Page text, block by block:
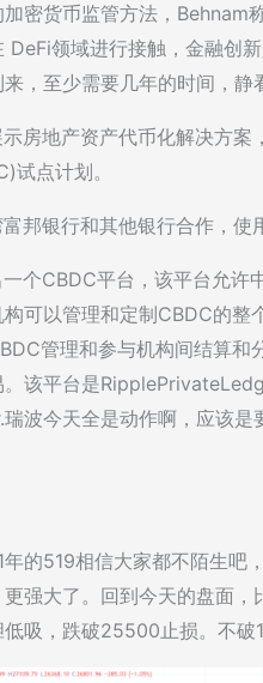
密货币监管方法，Behnam
DeFi领域进行接触，金融创
，至少需要几年的时间，静
房地产资产代币化解决方
试点计划。
邦银行和其他银行合作，使
个CBDC平台，该平台允许
可以管理和定制CBDC的
管理和参与机构间结算
。该平台是
波今天全是动作啊，应该
的519相信大家都不陌生吧
强大了。回到今天的盘面
吸，跌破25500止损。不破